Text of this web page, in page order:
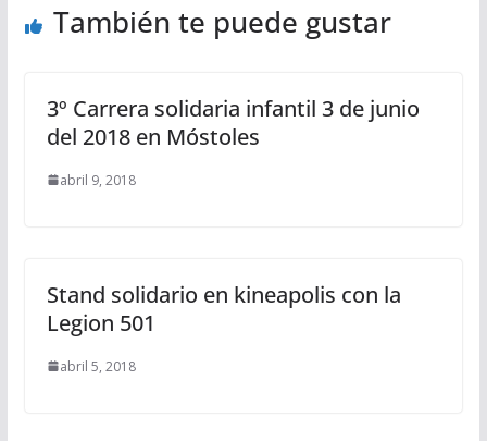
También te puede gustar
3º Carrera solidaria infantil 3 de junio
del 2018 en Móstoles
abril 9, 2018
Stand solidario en kineapolis con la
Legion 501
abril 5, 2018